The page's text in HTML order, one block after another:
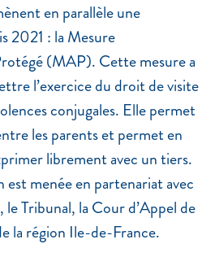
en parallèle une
2021 : la Mesure
(MAP). Cette mesure a
l’exercice du droit de visite
conjugales. Elle permet
les parents et permet en
librement avec un tiers.
menée en partenariat avec
le Tribunal, la Cour d’Appel de
la région Ile-de-France.